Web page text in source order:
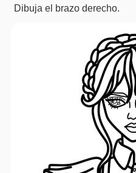
Dibuja el brazo derecho.